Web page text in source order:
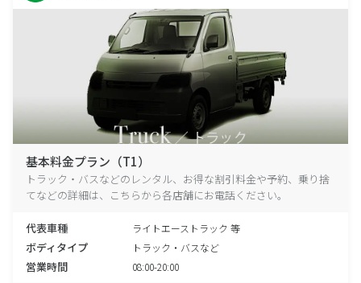
基本料金プラン（T1）
トラック・バスなどのレンタル、お得な割引料金や予約、乗り捨
てなどの詳細は、こちらから各店舗にお電話ください。
代表車種 ライトエーストラック 等
ボディタイプ トラック・バスなど
営業時間 08:00-20:00